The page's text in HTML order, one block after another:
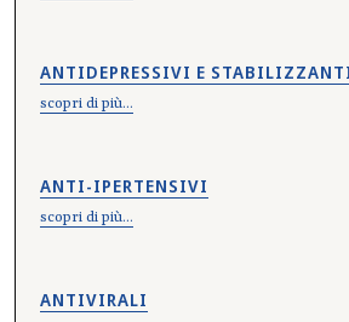
ANTIDEPRESSIVI E
scopri di più...
ANTI-IPERTENSIVI
scopri di più...
ANTIVIRALI